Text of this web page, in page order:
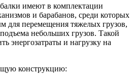
имеют в комплектации
и барабанов, среди которых
для перемещения тяжелых грузов,
небольших грузов. Такой
энергозатраты и нагрузку на
конструкцию: